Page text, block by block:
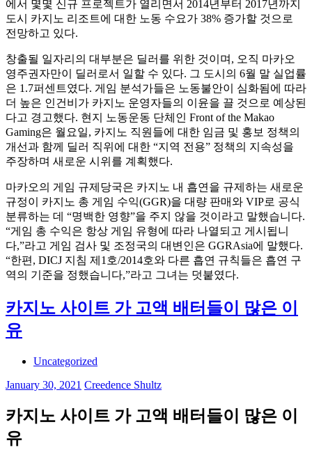
에서 몇몇 신규 프로젝트가 열리면서 2014년부터 2017년까지
도시 카지노 리조트에 대한 노동 수요가 38% 증가할 것으로
전망하고 있다.
창출될 일자리의 대부분은 딜러를 위한 것이며, 오직 마카오
영주권자만이 딜러로서 일할 수 있다. 그 도시의 6월 말 실업률
은 1.7퍼센트였다. 게임 분석가들은 노동불안이 심화됨에 따라
더 높은 인건비가 카지노 운영자들의 이윤을 끌 것으로 예상된
다고 경고했다. 현지 노동운동 단체인 Front of the Makao
Gaming은 월요일, 카지노 직원들에 대한 임금 및 홍보 정책의
개선과 함께 딜러 직위에 대한 “지역 전용” 정책의 지속성을
주장하며 새로운 시위를 계획했다.
마카오의 게임 규제당국은 카지노 내 흡연을 규제하는 새로운
규정이 카지노 총 게임 수익(GGR)을 대량 판매와 VIP로 공식
분류하는 데 “명백한 영향”을 주지 않을 것이라고 말했습니다.
“게임 총 수익은 항상 게임 유형에 따라 나열되고 게시됩니
다,”라고 게임 검사 및 조정국의 대변인은 GGRAsia에 말했다.
“한편, DICJ 지침 제1호/2014호와 다른 흡연 규칙들은 흡연 구
역의 기준을 정했습니다,”라고 그녀는 덧붙였다.
카지노 사이트 가 고액 배터들이 많은 이
유
Uncategorized
January 30, 2021 Creedence Shultz
카지노 사이트 가 고액 배터들이 많은 이
유